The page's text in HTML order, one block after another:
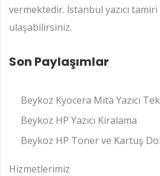
vermektedir. İstanbul yazıcı
ulaşabilirsiniz.
Son Paylaşımlar
Beykoz Kyocera Mita Yazıcı
Beykoz HP Yazıcı Kiralama
Beykoz HP Toner ve Kartuş
Hizmetlerimiz